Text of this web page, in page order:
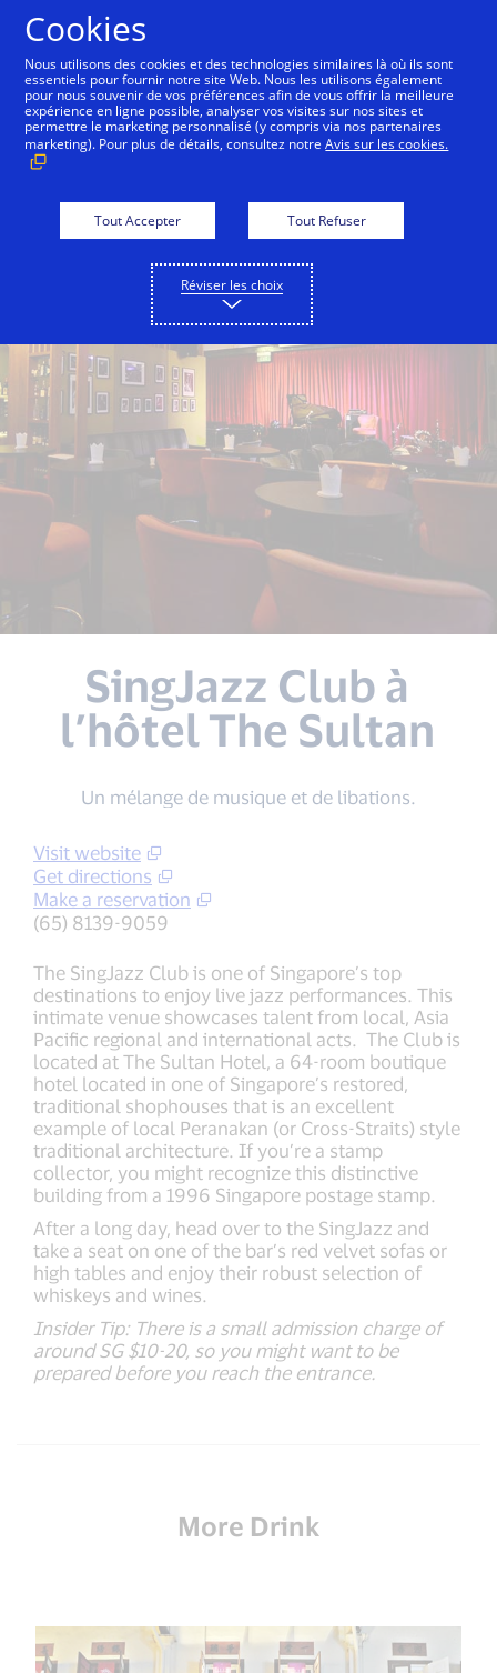
Back to City Guide 28 Hong Kong Street The
SingJazz Club à
l’hôtel The Sultan
Un mélange de musique et de libations.
Visit website
Get directions
Make a reservation
(65) 8139-9059
The SingJazz Club is one of Singapore’s top
destinations to enjoy live jazz performances. This
intimate venue showcases talent from local, Asia
Pacific regional and international acts. The Club is
located at The Sultan Hotel, a 64-room boutique
hotel located in one of Singapore’s restored,
traditional shophouses that is an excellent
example of local Peranakan (or Cross-Straits) style
traditional architecture. If you’re a stamp
collector, you might recognize this distinctive
building from a 1996 Singapore postage stamp.
After a long day, head over to the SingJazz and
take a seat on one of the bar’s red velvet sofas or
high tables and enjoy their robust selection of
whiskeys and wines.
Insider Tip: There is a small admission charge of
around SG $10-20, so you might want to be
prepared before you reach the entrance.
More Drink
Cookies
Nous utilisons des cookies et des technologies similaires là où ils sont
essentiels pour fournir notre site Web. Nous les utilisons également
pour nous souvenir de vos préférences afin de vous offrir la meilleure
expérience en ligne possible, analyser vos visites sur nos sites et
permettre le marketing personnalisé (y compris via nos partenaires
marketing). Pour plus de détails, consultez notreAvis sur les cookies.
Tout Accepter Tout Refuser
Réviser les choix